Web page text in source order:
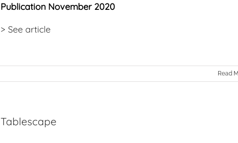
Publication November 2020
> See article
Read
Tablescape